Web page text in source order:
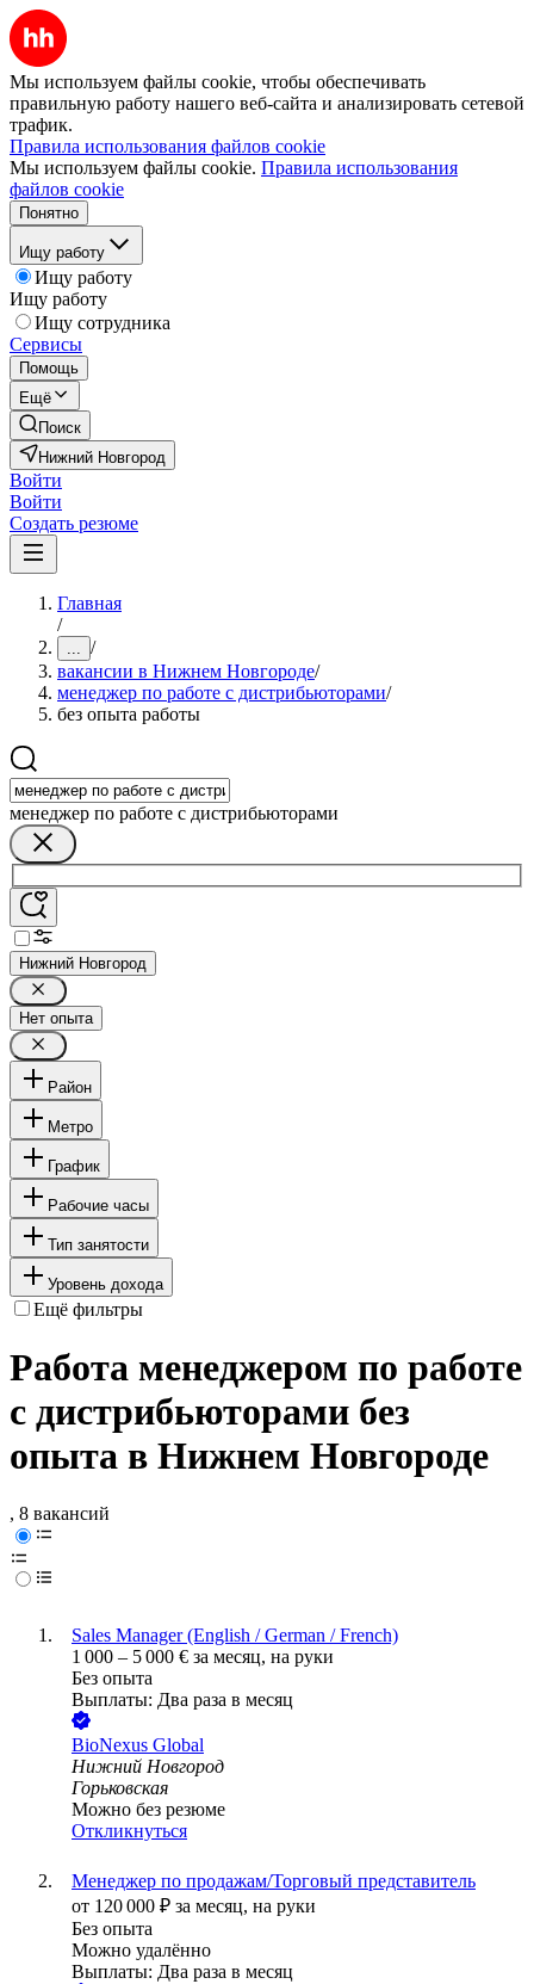
Мы используем файлы cookie, чтобы обеспечивать
правильную работу нашего веб-сайта и анализировать сетевой
трафик.
Правила использования файлов cookie
Мы используем файлы cookie. Правила использования
файлов cookie
Понятно
Ищу работу
Ищу работу
Ищу работу
Ищу сотрудника
Сервисы
Помощь
Ещё
Поиск
Нижний Новгород
Войти
Войти
Создать резюме
Главная
/
... /
вакансии в Нижнем Новгороде/
менеджер по работе с дистрибьюторами/
без опыта работы
менеджер по работе с дистрибьюторами
Нижний Новгород
Нет опыта
Район
Метро
График
Рабочие часы
Тип занятости
Уровень дохода
Ещё фильтры
Работа менеджером по работе
с дистрибьюторами без
опыта в Нижнем Новгороде
, 8 вакансий
Sales Manager (English / German / French)
1 000 – 5 000 € за месяц, на руки
Без опыта
Выплаты: Два раза в месяц
BioNexus Global
Нижний Новгород
Горьковская
Можно без резюме
Откликнуться
Менеджер по продажам/Торговый представитель
от 120 000 ₽ за месяц, на руки
Без опыта
Можно удалённо
Выплаты: Два раза в месяц